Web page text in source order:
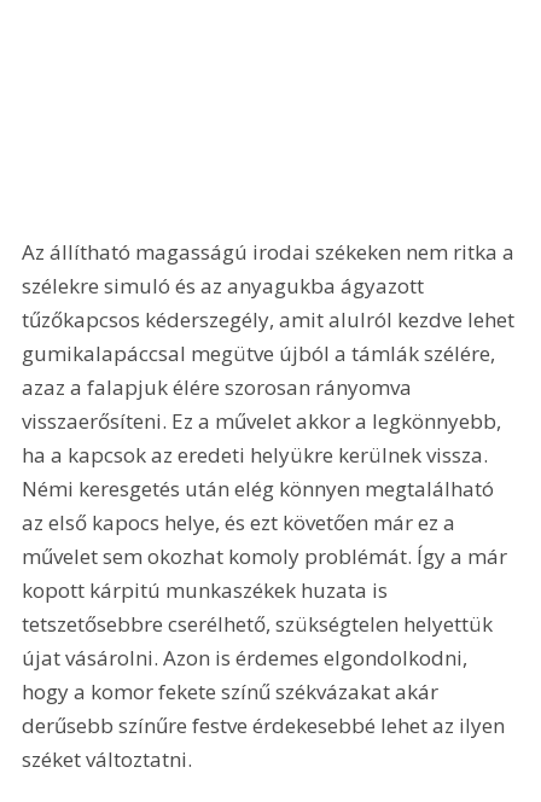
Az állítható magasságú irodai székeken nem ritka a
szélekre simuló és az anyagukba ágyazott
tűzőkapcsos kéderszegély, amit alulról kezdve lehet
gumikalapáccsal megütve újból a támlák szélére,
azaz a falapjuk élére szorosan rányomva
visszaerősíteni. Ez a művelet akkor a legkönnyebb,
ha a kapcsok az eredeti helyükre kerülnek vissza.
Némi keresgetés után elég könnyen megtalálható
az első kapocs helye, és ezt követően már ez a
művelet sem okozhat komoly problémát. Így a már
kopott kárpitú munkaszékek huzata is
tetszetősebbre cserélhető, szükségtelen helyettük
újat vásárolni. Azon is érdemes elgondolkodni,
hogy a komor fekete színű székvázakat akár
derűsebb színűre festve érdekesebbé lehet az ilyen
széket változtatni.